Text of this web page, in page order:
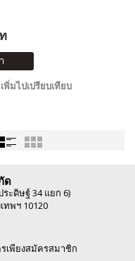
เพิ่มไปเปรียบเทียบ
ด
ะดิษฐ์ 34 แยก 6)
ทพฯ 10120
เพียงสมัครสมาชิก